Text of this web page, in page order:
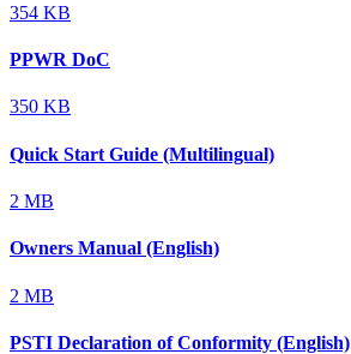
354 KB
PPWR DoC
350 KB
Quick Start Guide (Multilingual)
2 MB
Owners Manual (English)
2 MB
PSTI Declaration of Conformity (English)